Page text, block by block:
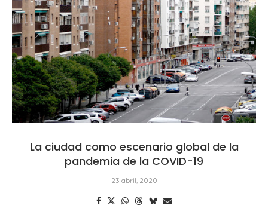
La ciudad como escenario global de la
pandemia de la COVID-19
23 abril, 2020